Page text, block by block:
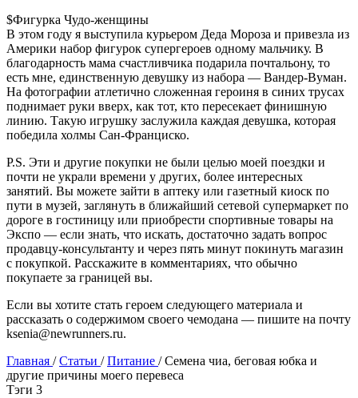
$Фигурка Чудо-женщины
В этом году я выступила курьером Деда Мороза и привезла из
Америки набор фигурок супергероев одному мальчику. В
благодарность мама счастливчика подарила почтальону, то
есть мне, единственную девушку из набора — Вандер-Вуман.
На фотографии атлетично сложенная героиня в синих трусах
поднимает руки вверх, как тот, кто пересекает финишную
линию. Такую игрушку заслужила каждая девушка, которая
победила холмы Сан-Франциско.
P.S. Эти и другие покупки не были целью моей поездки и
почти не украли времени у других, более интересных
занятий. Вы можете зайти в аптеку или газетный киоск по
пути в музей, заглянуть в ближайший сетевой супермаркет по
дороге в гостиницу или приобрести спортивные товары на
Экспо — если знать, что искать, достаточно задать вопрос
продавцу-консультанту и через пять минут покинуть магазин
с покупкой. Расскажите в комментариях, что обычно
покупаете за границей вы.
Если вы хотите стать героем следующего материала и
рассказать о содержимом своего чемодана — пишите на почту
ksenia@newrunners.ru.
Главная /Статьи /Питание /Семена чиа, беговая юбка и
другие причины моего перевеса
Tэги 3